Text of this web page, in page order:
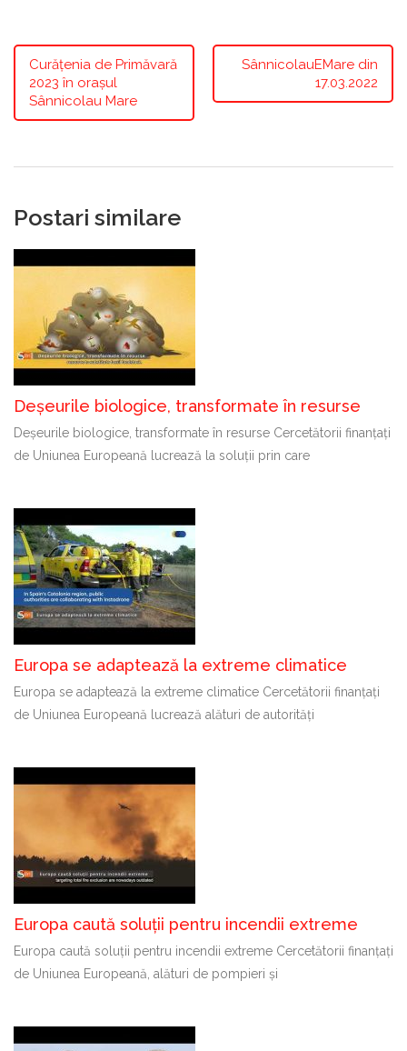
Curățenia de Primăvară
2023 în orașul
Sânnicolau Mare
SânnicolauEMare din
17.03.2022
Postari similare
Deșeurile biologice, transformate în resurse
Deșeurile biologice, transformate în resurse Cercetătorii finanțați
de Uniunea Europeană lucrează la soluții prin care
Europa se adaptează la extreme climatice
Europa se adaptează la extreme climatice Cercetătorii finanțați
de Uniunea Europeană lucrează alături de autorități
Europa caută soluții pentru incendii extreme
Europa caută soluții pentru incendii extreme Cercetătorii finanțați
de Uniunea Europeană, alături de pompieri și